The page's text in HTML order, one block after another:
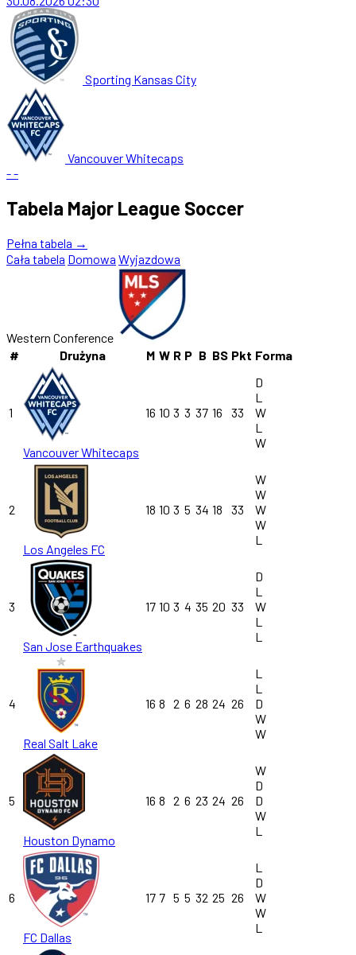
Sporting Kansas City
Vancouver Whitecaps
--
Tabela Major League Soccer
Pełna tabela →
Cała tabela Domowa Wyjazdowa
Western Conference
#
Drużyna M W R P B BS Pkt Forma
1
Vancouver Whitecaps
16 10 3 3 37 16 33
D
L
W
L
W
2
Los Angeles FC
18 10 3 5 34 18 33
W
W
W
W
L
3
San Jose Earthquakes
17 10 3 4 35 20 33
D
L
W
L
L
4
Real Salt Lake
16 8 2 6 28 24 26
L
L
D
W
W
5
Houston Dynamo
16 8 2 6 23 24 26
W
D
D
W
L
6
FC Dallas
17 7 5 5 32 25 26
L
D
W
W
L